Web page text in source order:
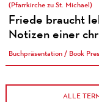
(Pfarrkirche zu St. Michael)
Friede braucht
Notizen einer
Buchpräsentation / Book
ALLE